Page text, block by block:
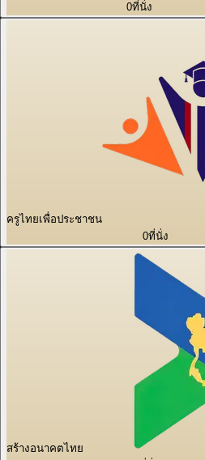
0ที่นั่ง
ครูไทยเพื่อประชาชน
0ที่นั่ง
สร้างอนาคตไทย